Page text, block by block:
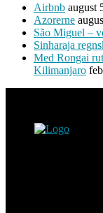
Airbnb august
Azorerne
São Miguel –
Sinharaja
Med Rongai
Kilimanjaro